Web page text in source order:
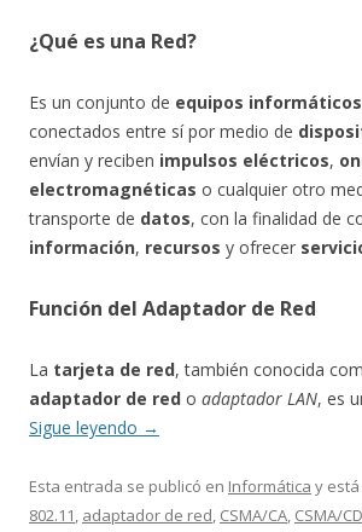
¿Qué es una Red?
Es un conjunto de equipos informáticos
conectados entre sí por medio de
envían y reciben impulsos eléctricos,
electromagnéticas o cualquier otro
transporte de datos, con la finalidad de
información, recursos y ofrecer
Función del Adaptador de Red
La tarjeta de red, también conocida
adaptador de red o adaptador LAN, es
Sigue leyendo →
Esta entrada se publicó en Informática y
802.11, adaptador de red, CSMA/CA, CSMA/CD